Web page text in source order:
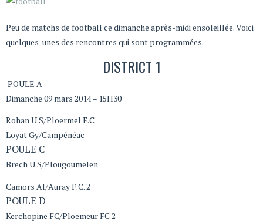
Peu de matchs de football ce dimanche après-midi ensoleillée. Voici
quelques-unes des rencontres qui sont programmées.
DISTRICT 1
POULE A
Dimanche 09 mars 2014 – 15H30
Rohan U.S/Ploermel F.C
Loyat Gy/Campénéac
POULE C
Brech U.S/Plougoumelen
Camors Al/Auray F.C. 2
POULE D
Kerchopine FC/Ploemeur FC 2